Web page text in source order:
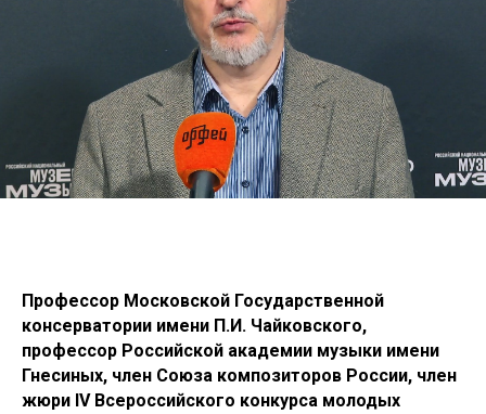
Профессор Московской Государственной
консерватории имени П.И. Чайковского,
профессор Российской академии музыки имени
Гнесиных, член Союза композиторов России, член
жюри IV Всероссийского конкурса молодых